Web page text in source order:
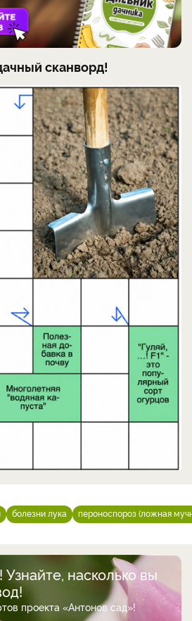
сканворд!
болезни лука пероноспороз (ложная
насколько вы
проекта «Антонов сад»!